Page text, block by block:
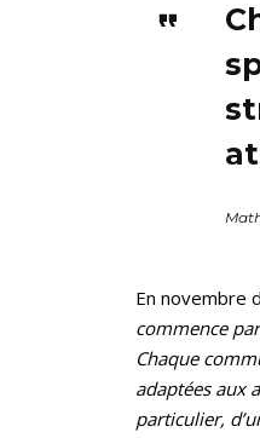
En novembre
commence
Chaque
adaptées aux
particulier,